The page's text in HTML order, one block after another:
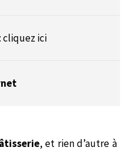
cliquez ici
, et rien d’autre à